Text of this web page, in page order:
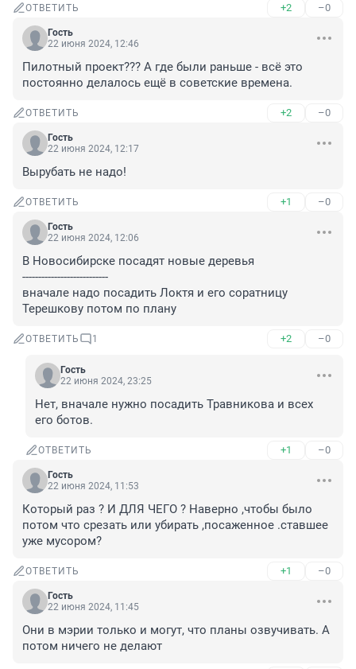
ОТВЕТИТЬ +2 –0
Гость
22 июня 2024, 12:46
Пилотный проект??? А где были раньше - всё это
постоянно делалось ещё в советские времена.
ОТВЕТИТЬ +2 –0
Гость
22 июня 2024, 12:17
Вырубать не надо!
ОТВЕТИТЬ +1 –0
Гость
22 июня 2024, 12:06
В Новосибирске посадят новые деревья
---------------------------
вначале надо посадить Локтя и его соратницу
Терешкову потом по плану
ОТВЕТИТЬ 1 +2 –0
Гость
22 июня 2024, 23:25
Нет, вначале нужно посадить Травникова и всех
его ботов.
ОТВЕТИТЬ +1 –0
Гость
22 июня 2024, 11:53
Который раз ? И ДЛЯ ЧЕГО ? Наверно ,чтобы было
потом что срезать или убирать ,посаженное .ставшее
уже мусором?
ОТВЕТИТЬ +1 –0
Гость
22 июня 2024, 11:45
Они в мэрии только и могут, что планы озвучивать. А
потом ничего не делают